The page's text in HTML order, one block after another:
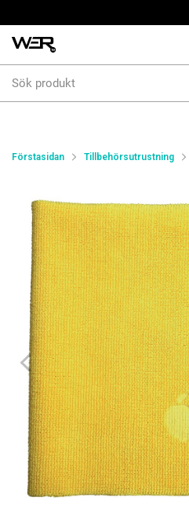
produkt
Förstasidan Tillbehörsutrustning